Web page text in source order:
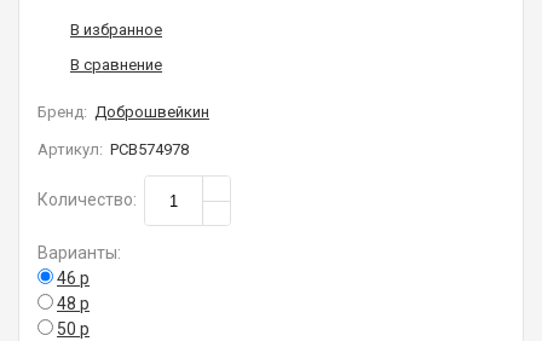
Бренд: Доброшвейкин
Артикул: РСВ574978
Количество:
Варианты:
46 р
48 р
50 р